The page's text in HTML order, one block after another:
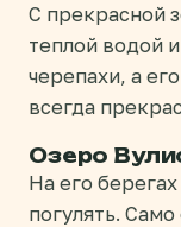
С прекрасной
теплой водой
черепахи, а
всегда
Озеро
На его
погулять.